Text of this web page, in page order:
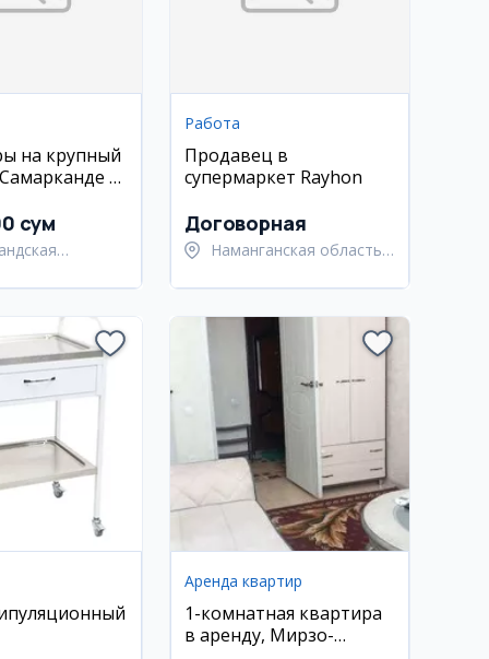
на крупный
и
сум
район
Работа
Продавец в
супермаркет Rayhon
Договорная
Наманганская область,
Аренда квартир
1-комнатная квартира
в аренду, Мирзо-